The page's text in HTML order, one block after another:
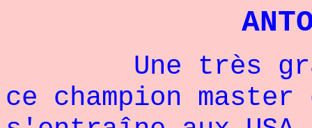
Une très
ce champion